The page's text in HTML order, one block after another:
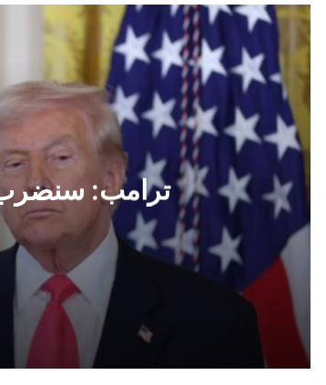
ترامب: سنضرب
ترامب: سنضرب إيران بقوة وهم يعرفون